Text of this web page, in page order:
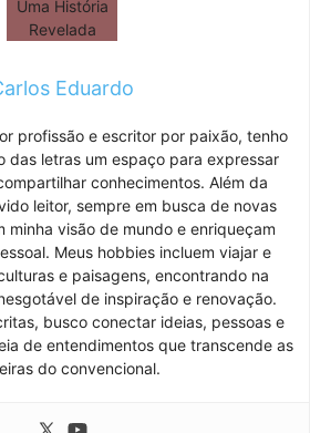
Eduardo
profissão e escritor por paixão, tenho
das letras um espaço para expressar
conhecimentos. Além da
leitor, sempre em busca de novas
minha visão de mundo e enriqueçam
Meus hobbies incluem viajar e
e paisagens, encontrando na
de inspiração e renovação.
busco conectar ideias, pessoas e
de entendimentos que transcende as
do convencional.